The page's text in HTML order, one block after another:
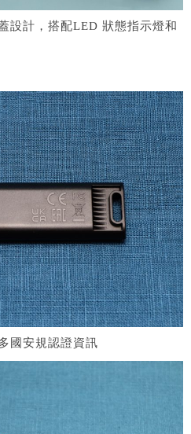
設計，搭配LED 狀態指示燈和
國安規認證資訊